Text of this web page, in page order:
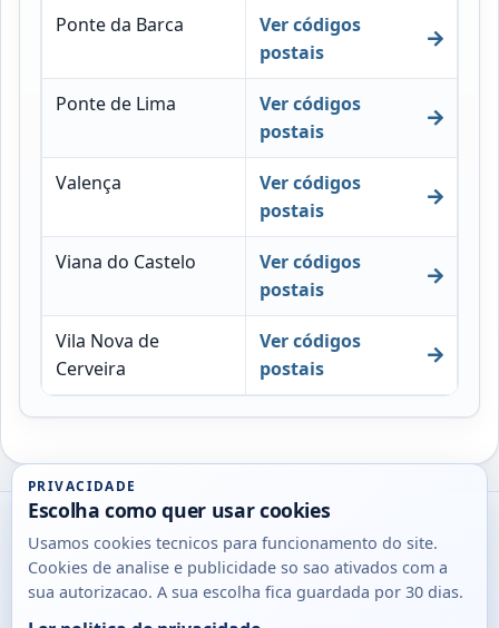
Ponte da Barca
Ver códigos
postais
Ponte de Lima
Ver códigos
postais
Valença
Ver códigos
postais
Viana do Castelo
Ver códigos
postais
Vila Nova de
Cerveira
Ver códigos
postais
Utils
DB
Consultas
PRIVACIDADE
Escolha como quer usar cookies
Usamos cookies tecnicos para funcionamento do site.
Cookies de analise e publicidade so sao ativados com a
sua autorizacao. A sua escolha fica guardada por 30 dias.